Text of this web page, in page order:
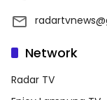
Network
Radar TV